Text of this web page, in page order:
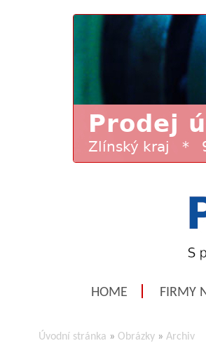
HOME FIRMY
Úvodní stránka » Obrázky » Archiv